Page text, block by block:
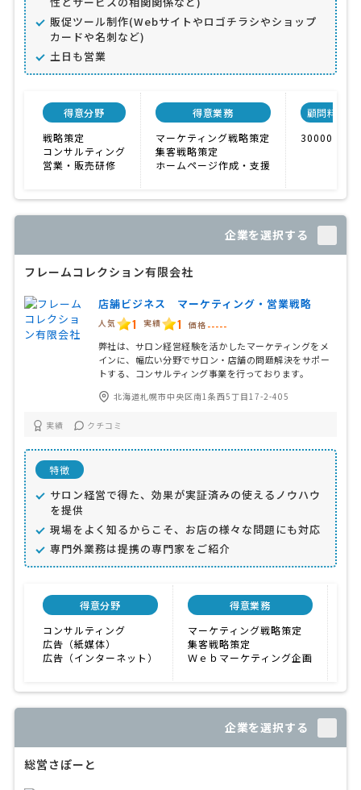
販促ツール制作(Webサイトやロゴチラシやショップ
カードや名刺など)
土日も営業
得意分野
戦略策定
コンサルティング
営業・販売研修
得意業務
マーケティング戦略策定
集客戦略策定
ホームページ作成・支援
顧問料
30000円
企業を選択する
フレームコレクション有限会社
店舗ビジネス マーケティング・営業戦略
人気 1 実績 1 価格 -----
弊社は、サロン経営経験を活かしたマーケティングをメ
インに、幅広い分野でサロン・店舗の問題解決をサポー
トする、コンサルティング事業を行っております。
北海道札幌市中央区南1条西5丁目17-2-405
実績 クチコミ
特徴
サロン経営で得た、効果が実証済みの使えるノウハウ
を提供
現場をよく知るからこそ、お店の様々な問題にも対応
専門外業務は提携の専門家をご紹介
得意分野
コンサルティング
広告（紙媒体）
広告（インターネット）
得意業務
マーケティング戦略策定
集客戦略策定
Ｗｅｂマーケティング企画
企業を選択する
総営さぽーと